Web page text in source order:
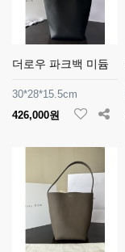
더로우 파크백 미듐
30*28*15.5cm
426,000원